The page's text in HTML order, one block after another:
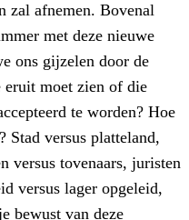
zal afnemen. Bovenal
met deze nieuwe
ons gijzelen door de
eruit moet zien of die
te worden? Hoe
Stad versus platteland,
versus tovenaars, juristen
versus lager opgeleid,
bewust van deze